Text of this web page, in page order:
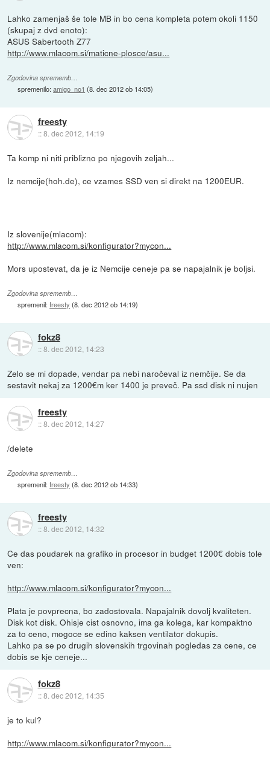
Lahko zamenjaš še tole MB in bo cena kompleta potem okoli 1150
(skupaj z dvd enoto):
ASUS Sabertooth Z77
http://www.mlacom.si/maticne-plosce/asu...
Zgodovina sprememb…
spremenilo:amigo_no1 (8. dec 2012 ob 14:05)
freesty
::8. dec 2012, 14:19
Ta komp ni niti priblizno po njegovih zeljah...
Iz nemcije(hoh.de), ce vzames SSD ven si direkt na 1200EUR.
Iz slovenije(mlacom):
http://www.mlacom.si/konfigurator?mycon...
Mors upostevat, da je iz Nemcije ceneje pa se napajalnik je boljsi.
Zgodovina sprememb…
spremenil:freesty (8. dec 2012 ob 14:19)
fokz8
::8. dec 2012, 14:23
Zelo se mi dopade, vendar pa nebi naročeval iz nemčije. Se da
sestavit nekaj za 1200€m ker 1400 je preveč. Pa ssd disk ni nujen
freesty
::8. dec 2012, 14:27
/delete
Zgodovina sprememb…
spremenil:freesty (8. dec 2012 ob 14:33)
freesty
::8. dec 2012, 14:32
Ce das poudarek na grafiko in procesor in budget 1200€ dobis tole
ven:
http://www.mlacom.si/konfigurator?mycon...
Plata je povprecna, bo zadostovala. Napajalnik dovolj kvaliteten.
Disk kot disk. Ohisje cist osnovno, ima ga kolega, kar kompaktno
za to ceno, mogoce se edino kaksen ventilator dokupis.
Lahko pa se po drugih slovenskih trgovinah pogledas za cene, ce
dobis se kje ceneje...
fokz8
::8. dec 2012, 14:35
je to kul?
http://www.mlacom.si/konfigurator?mycon...